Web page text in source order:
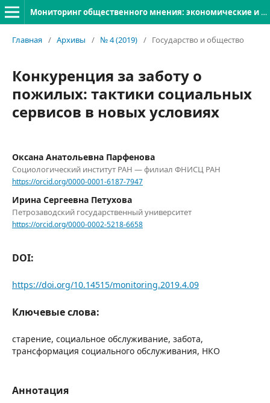
Мониторинг общественного мнения: экономические и социальные перемены
Главная / Архивы / № 4 (2019) / Государство и общество
Конкуренция за заботу о
пожилых: тактики социальных
сервисов в новых условиях
Оксана Анатольевна Парфенова
Социологический институт РАН — филиал ФНИСЦ РАН
https://orcid.org/0000-0001-6187-7947
Ирина Сергеевна Петухова
Петрозаводский государственный университет
https://orcid.org/0000-0002-5218-6658
DOI:
https://doi.org/10.14515/monitoring.2019.4.09
Ключевые слова:
старение, социальное обслуживание, забота,
трансформация социального обслуживания, НКО
Аннотация